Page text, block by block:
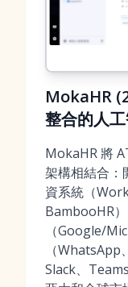
MokaHR
整合的人
MokaHR 將
架構相結合：
資系統（
BambooHR
（Google/
（WhatsApp
Slack、